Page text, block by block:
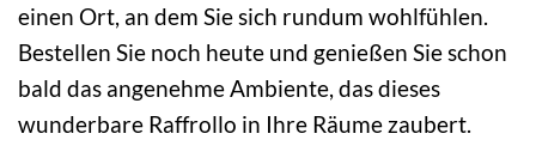
einen Ort, an dem Sie sich rundum wohlfühlen.
Bestellen Sie noch heute und genießen Sie schon
bald das angenehme Ambiente, das dieses
wunderbare Raffrollo in Ihre Räume zaubert.